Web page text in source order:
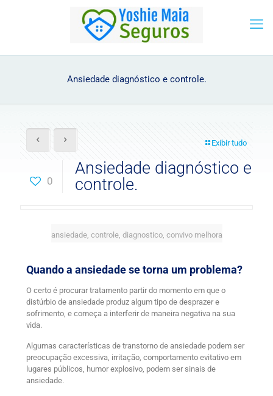
Ansiedade diagnóstico e controle.
Exibir tudo
0
Ansiedade diagnóstico e
controle.
ansiedade, controle, diagnostico, convivo melhora
Quando a ansiedade se torna um problema?
O certo é procurar tratamento partir do momento em que o
distúrbio de ansiedade produz algum tipo de desprazer e
sofrimento, e começa a interferir de maneira negativa na sua
vida.
Algumas características de transtorno de ansiedade podem ser
preocupação excessiva, irritação, comportamento evitativo em
lugares públicos, humor explosivo, podem ser sinais de
ansiedade.